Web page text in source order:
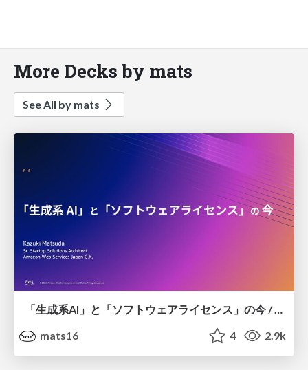
More Decks by mats
See All by mats
「生成系AI」と「ソフトウェアライセンス」の今 / Generative AI and OSS License
mats16
4 2.9k